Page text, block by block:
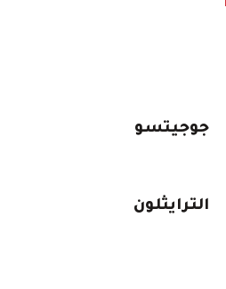
جوجيتسو
الترايثلون